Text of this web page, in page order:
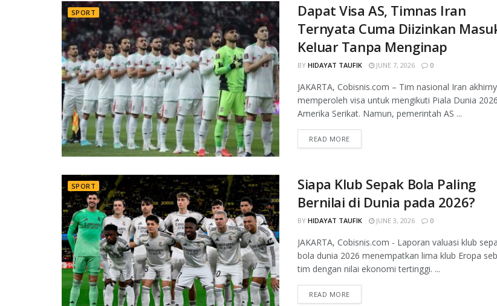
SPORT
Dapat Visa AS, Timnas Iran
Ternyata Cuma Diizinkan
Keluar Tanpa Menginap
BY HIDAYAT TAUFIK JUNE 7, 2026 0
JAKARTA, Cobisnis.com – Tim nasional Iran
memperoleh visa untuk mengikuti Piala Dunia
Amerika Serikat. Namun, pemerintah AS ...
READ MORE
SPORT
Siapa Klub Sepak Bola Paling
Bernilai di Dunia pada 2026?
BY HIDAYAT TAUFIK JUNE 3, 2026 0
JAKARTA, Cobisnis.com - Laporan valuasi klub
bola dunia 2026 menempatkan lima klub Eropa
tim dengan nilai ekonomi tertinggi. ...
READ MORE